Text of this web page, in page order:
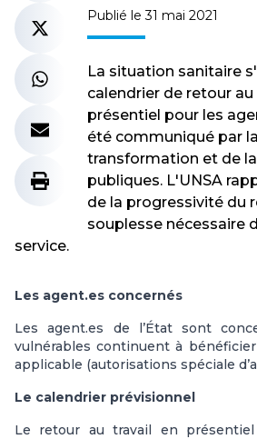
Publié le 31 mai 2021
La situation sanitaire
calendrier de retour au
présentiel pour les
été communiqué par
transformation et de
publiques. L'UNSA
de la progressivité du
souplesse nécessaire
service.
Les agent.es concernés
Les agent.es de l’État sont
vulnérables continuent à
applicable (autorisations spéciale
Le calendrier prévisionnel
Le retour au travail en